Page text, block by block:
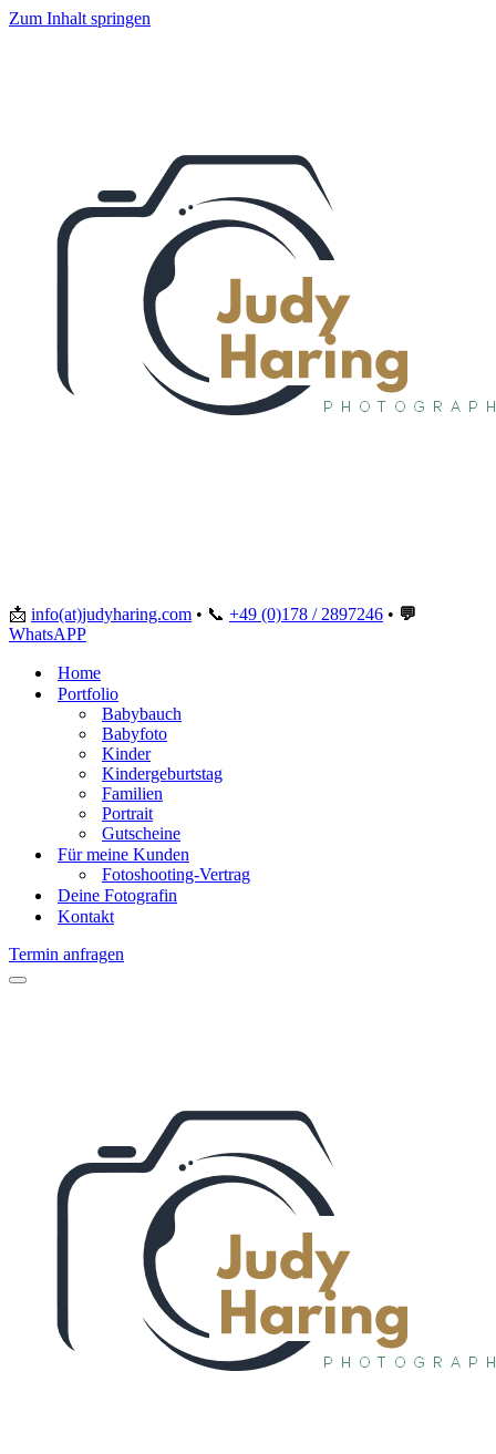
Zum Inhalt springen
📩 info(at)judyharing.com • 📞 +49 (0)178 / 2897246 • 💬
WhatsAPP
Home
Portfolio
Babybauch
Babyfoto
Kinder
Kindergeburtstag
Familien
Portrait
Gutscheine
Für meine Kunden
Fotoshooting-Vertrag
Deine Fotografin
Kontakt
Termin anfragen
Navigationsmenü